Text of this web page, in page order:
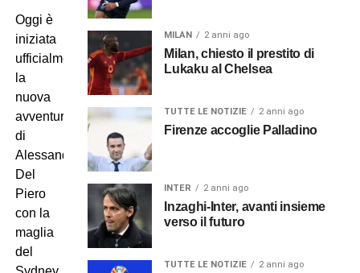
Oggi è
iniziata
ufficialmente
la
nuova
avventura
di
Alessandro
Del
Piero
con la
maglia
del
MILAN 2 anni ago
Milan, chiesto il prestito di
Lukaku al Chelsea
TUTTE LE NOTIZIE 2 anni ago
Firenze accoglie Palladino
INTER 2 anni ago
Inzaghi-Inter, avanti insieme
verso il futuro
TUTTE LE NOTIZIE 2 anni ago